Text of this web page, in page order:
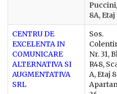
8A, Etaj
CENTRU DE
EXCELENTA IN
COMUNICARE
ALTERNATIVA SI
AUGMENTATIVA
SRL
Sos.
Nr. 31,
R48,
A, Etaj